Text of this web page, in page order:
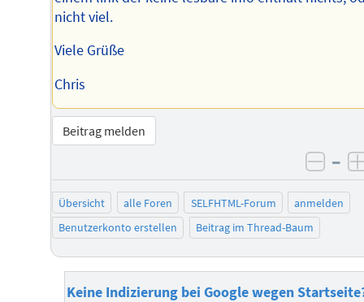
nicht viel.
Viele Grüße
Chris
Beitrag melden
–
Übersicht alle Foren SELFHTML-Forum
anmelden
Benutzerkonto erstellen
Beitrag im Thread-Baum
Keine Indizierung bei Google wegen